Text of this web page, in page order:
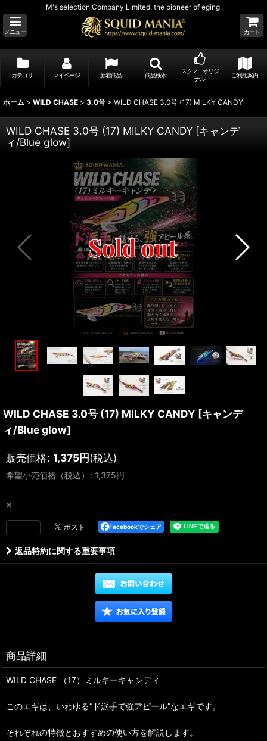
M's selection.Company Limited, the pioneer of eging.
メニュー カート
カテゴリ マイページ 新着商品 商品検索
スクマニオリジ
ナル
ご利用案内
ホーム > WILD CHASE > 3.0号 > WILD CHASE 3.0号 (17) MILKY CANDY
WILD CHASE 3.0号 (17) MILKY CANDY [キャンデ
ィ/Blue glow]
WILD CHASE 3.0号 (17) MILKY CANDY [キャンデ
ィ/Blue glow]
販売価格: 1,375円(税込)
希望小売価格（税込） : 1,375円
×
Facebookでシェア
返品特約に関する重要事項
商品詳細
WILD CHASE （17）ミルキーキャンディ
このエギは、いわゆる“ド派手で強アピール”なエギです。
それぞれの特徴とおすすめの使い方を解説します。